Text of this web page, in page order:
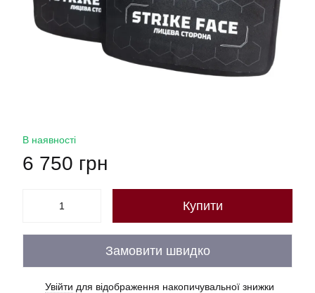
В наявності
6 750 грн
Купити
Замовити швидко
Увійти для відображення накопичувальної знижки